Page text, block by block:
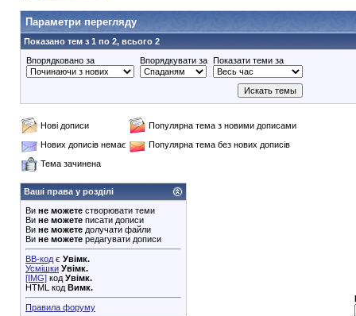
Параметри перегляду
Показано тем з 1 по 2, всього 2
Впорядковано за
Впорядкувати за Показати теми за
Нові дописи
Популярна тема з новими дописами
Нових дописів немає
Популярна тема без нових дописів
Тема зачинена
Ваші права у розділі
Ви не можете створювати теми
Ви не можете писати дописи
Ви не можете долучати файли
Ви не можете редагувати дописи
BB-код є Увімк.
Усмішки Увімк.
[IMG] код Увімк.
HTML код Вимк.
Правила форуму